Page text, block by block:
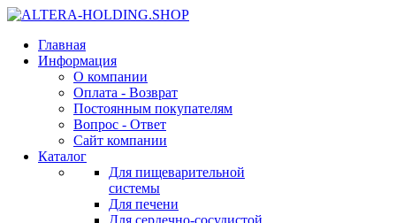
Главная
Информация
О компании
Оплата - Возврат
Постоянным покупателям
Вопрос - Ответ
Сайт компании
Каталог
Для пищеварительной
системы
Для печени
Для сердечно-сосудистой